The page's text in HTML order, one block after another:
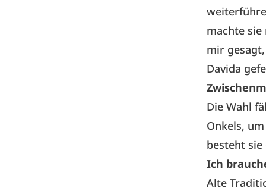
machte
mir
Davida
Die Wahl
Onkels,
besteht
Ich
Alte